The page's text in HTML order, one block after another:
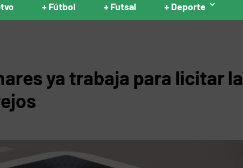
+ Fútbol + Futsal + Deporte
ya trabaja para licitar la